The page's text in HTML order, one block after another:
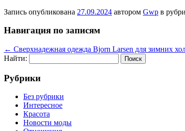
Запись опубликована 27.09.2024 автором Gwp в
Навигация по записям
← Сверхнадежная одежда Bjorn Larsen для зимних
Найти:
Рубрики
Без рубрики
Интересное
Красота
Новости моды